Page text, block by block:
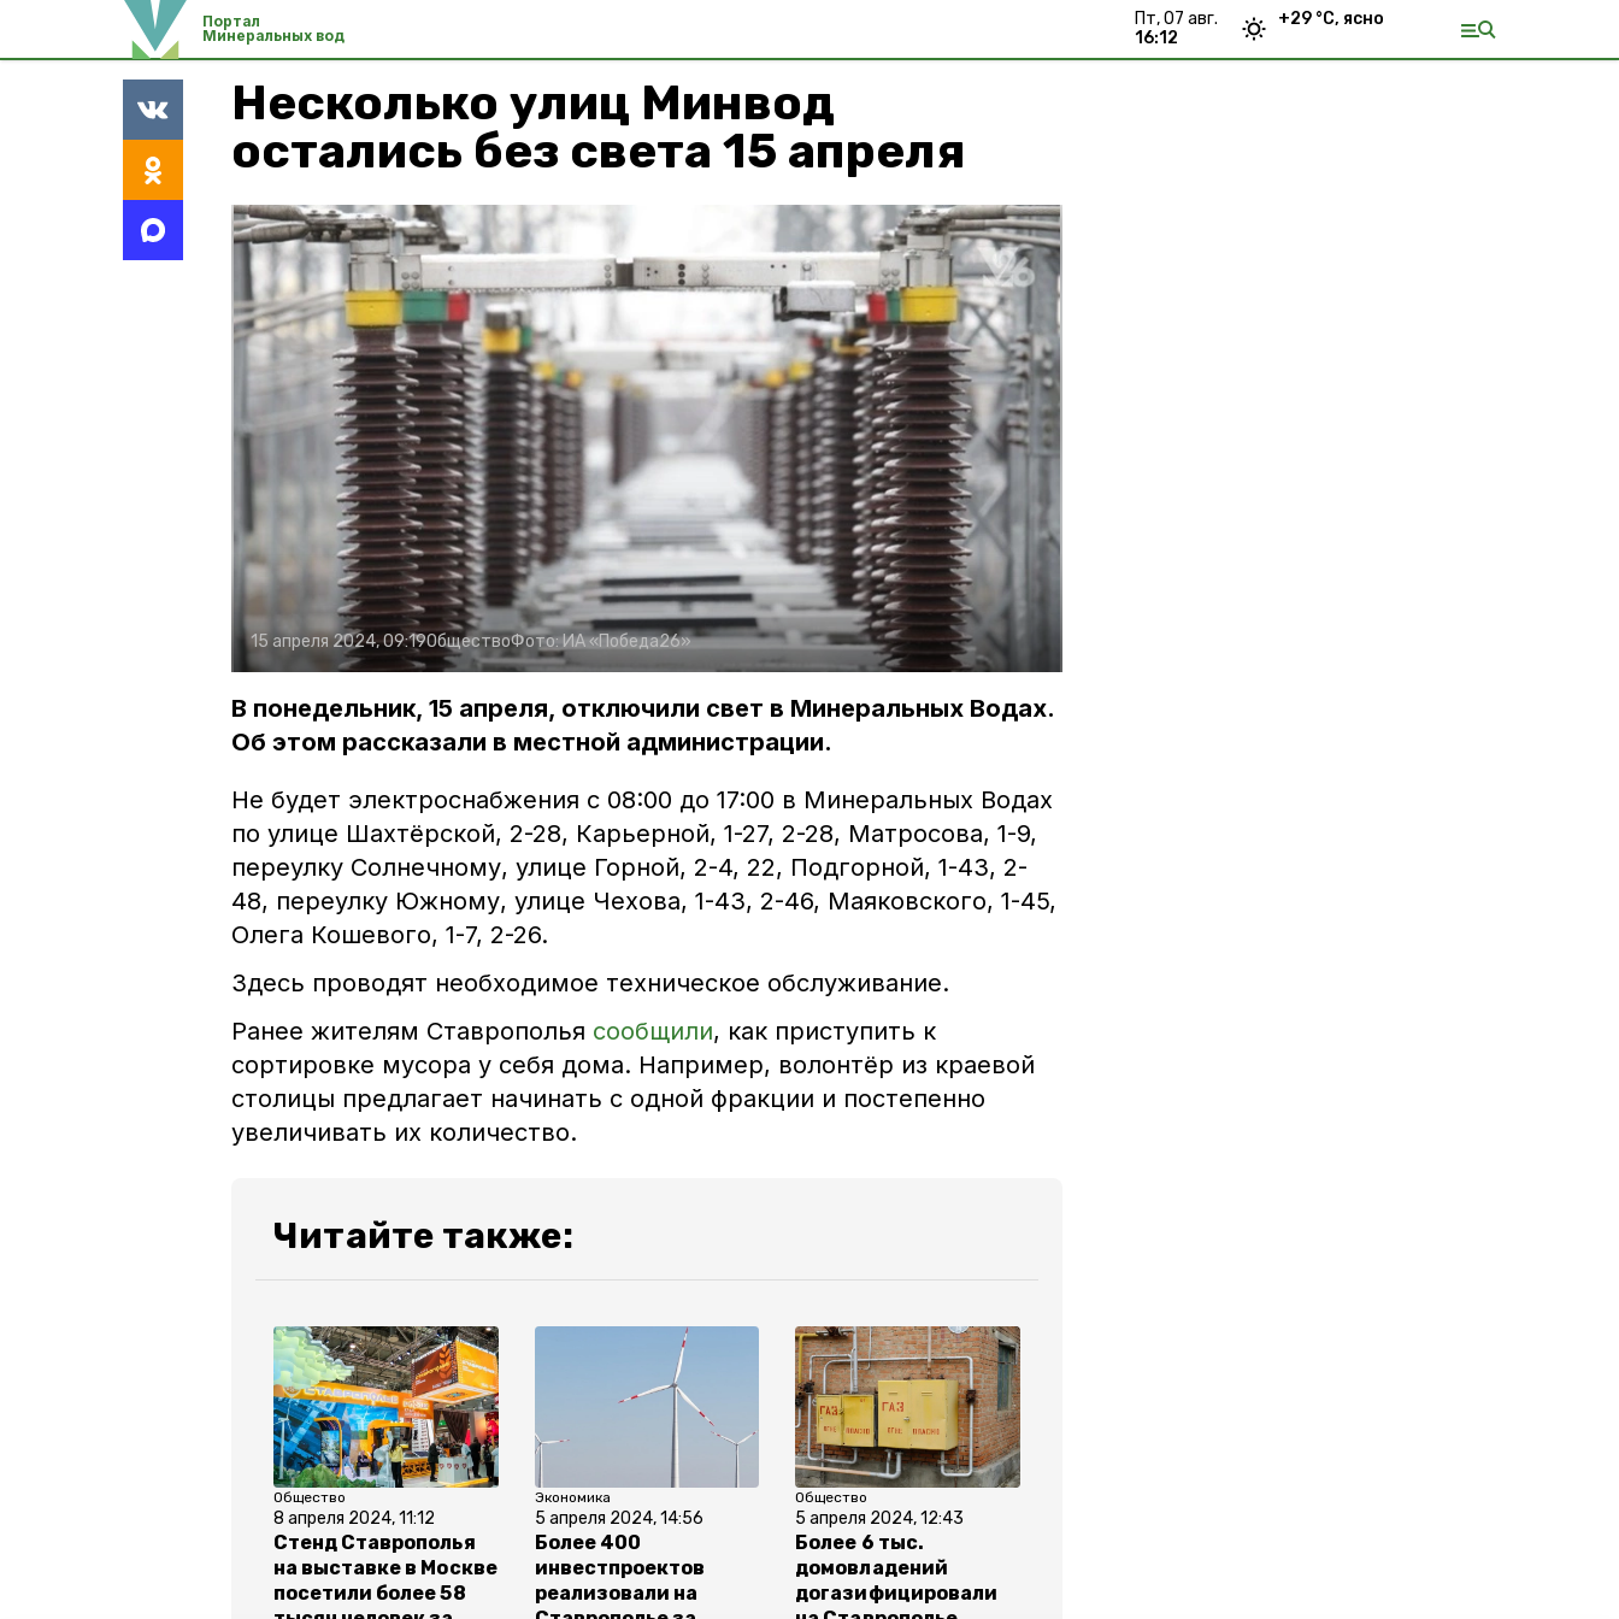
Портал
Минеральных вод
пт, 07 авг.
16:12
+29 °С, ясно
Несколько улиц Минвод
остались без света 15 апреля
15 апреля 2024, 09:19ОбществоФото:ИА «Победа26»
В понедельник, 15 апреля, отключили свет в Минеральных Водах.
Об этом рассказали в местной администрации.
Не будет электроснабжения c 08:00 до 17:00 в Минеральных Водах
по улице Шахтёрской, 2-28, Карьерной, 1-27, 2-28, Матросова, 1-9,
переулку Солнечному, улице Горной, 2-4, 22, Подгорной, 1-43, 2-
48, переулку Южному, улице Чехова, 1-43, 2-46, Маяковского, 1-45,
Олега Кошевого, 1-7, 2-26.
Здесь проводят необходимое техническое обслуживание.
Ранее жителям Ставрополья сообщили, как приступить к
сортировке мусора у себя дома. Например, волонтёр из краевой
столицы предлагает начинать с одной фракции и постепенно
увеличивать их количество.
Читайте также:
Общество
8 апреля 2024, 11:12
Стенд Ставрополья
на выставке в Москве
посетили более 58
Экономика
5 апреля 2024, 14:56
Более 400
инвестпроектов
реализовали на
Общество
5 апреля 2024, 12:43
Более 6 тыс.
домовладений
догазифицировали